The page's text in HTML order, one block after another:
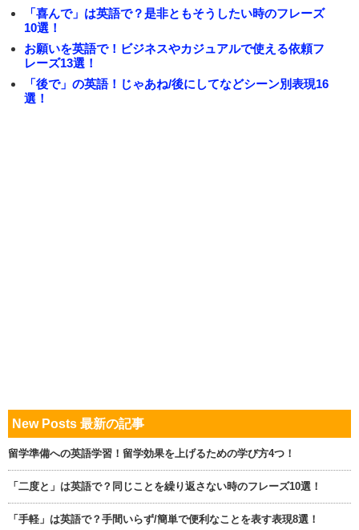
「喜んで」は英語で？是非ともそうしたい時のフレーズ
10選！
お願いを英語で！ビジネスやカジュアルで使える依頼フ
レーズ13選！
「後で」の英語！じゃあね/後にしてなどシーン別表現16
選！
New Posts 最新の記事
留学準備への英語学習！留学効果を上げるための学び方4つ！
「二度と」は英語で？同じことを繰り返さない時のフレーズ10選！
「手軽」は英語で？手間いらず/簡単で便利なことを表す表現8選！